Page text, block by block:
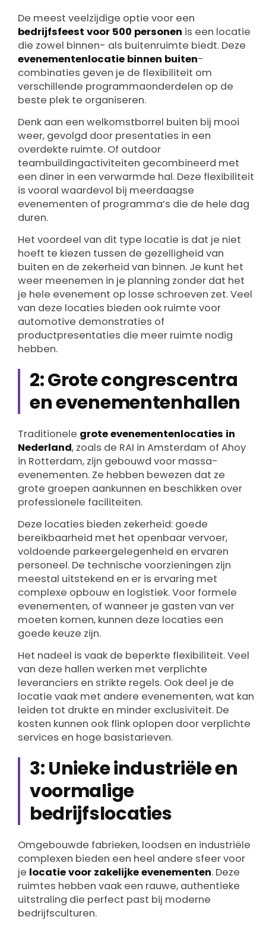
De meest veelzijdige optie voor een
bedrijfsfeest voor 500 personen is een locatie
die zowel binnen- als buitenruimte biedt. Deze
evenementenlocatie binnen buiten-
combinaties geven je de flexibiliteit om
verschillende programmaonderdelen op de
beste plek te organiseren.
Denk aan een welkomstborrel buiten bij mooi
weer, gevolgd door presentaties in een
overdekte ruimte. Of outdoor
teambuildingactiviteiten gecombineerd met
een diner in een verwarmde hal. Deze flexibiliteit
is vooral waardevol bij meerdaagse
evenementen of programma’s die de hele dag
duren.
Het voordeel van dit type locatie is dat je niet
hoeft te kiezen tussen de gezelligheid van
buiten en de zekerheid van binnen. Je kunt het
weer meenemen in je planning zonder dat het
je hele evenement op losse schroeven zet. Veel
van deze locaties bieden ook ruimte voor
automotive demonstraties of
productpresentaties die meer ruimte nodig
hebben.
2: Grote congrescentra
en evenementenhallen
Traditionele grote evenementenlocaties in
Nederland, zoals de RAI in Amsterdam of Ahoy
in Rotterdam, zijn gebouwd voor massa-
evenementen. Ze hebben bewezen dat ze
grote groepen aankunnen en beschikken over
professionele faciliteiten.
Deze locaties bieden zekerheid: goede
bereikbaarheid met het openbaar vervoer,
voldoende parkeergelegenheid en ervaren
personeel. De technische voorzieningen zijn
meestal uitstekend en er is ervaring met
complexe opbouw en logistiek. Voor formele
evenementen, of wanneer je gasten van ver
moeten komen, kunnen deze locaties een
goede keuze zijn.
Het nadeel is vaak de beperkte flexibiliteit. Veel
van deze hallen werken met verplichte
leveranciers en strikte regels. Ook deel je de
locatie vaak met andere evenementen, wat kan
leiden tot drukte en minder exclusiviteit. De
kosten kunnen ook flink oplopen door verplichte
services en hoge basistarieven.
3: Unieke industriële en
voormalige
bedrijfslocaties
Omgebouwde fabrieken, loodsen en industriële
complexen bieden een heel andere sfeer voor
je locatie voor zakelijke evenementen. Deze
ruimtes hebben vaak een rauwe, authentieke
uitstraling die perfect past bij moderne
bedrijfsculturen.